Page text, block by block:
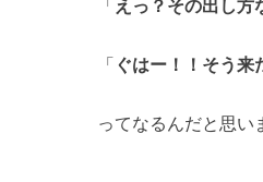
「えっ？その出し方
「 ぐはー！！そう来
ってなるんだと思い